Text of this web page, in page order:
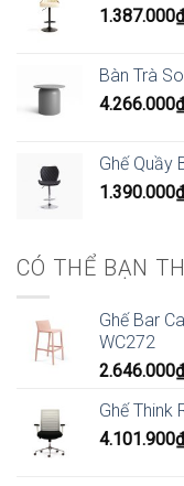
1.387.000₫
Bàn Trà
4.266.000₫
Ghế Quầy
1.390.000₫
CÓ THỂ BẠN
Ghế Bar
WC272
2.646.000₫
Ghế Think
4.101.900₫